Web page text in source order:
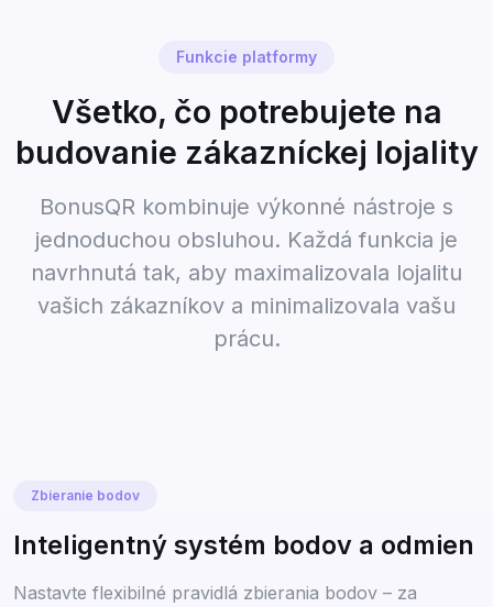
Funkcie platformy
Všetko, čo potrebujete na
budovanie zákazníckej lojality
BonusQR kombinuje výkonné nástroje s
jednoduchou obsluhou. Každá funkcia je
navrhnutá tak, aby maximalizovala lojalitu
vašich zákazníkov a minimalizovala vašu
prácu.
Zbieranie bodov
Inteligentný systém bodov a odmien
Nastavte flexibilné pravidlá zbierania bodov – za